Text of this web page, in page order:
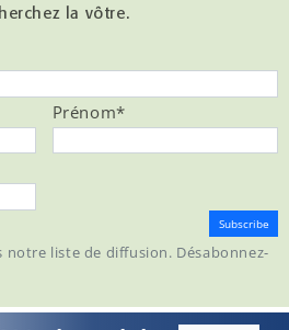
la vôtre.
Prénom*
notre liste de diffusion. Désabonnez-